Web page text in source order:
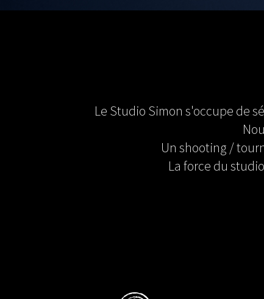
Le Studio Simon s'occupe de
Un shooting /
La force du